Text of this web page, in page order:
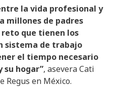
la vida profesional y
millones de padres
reto que tienen los
sistema de trabajo
el tiempo necesario
su hogar”, asevera Cati
Regus en México.